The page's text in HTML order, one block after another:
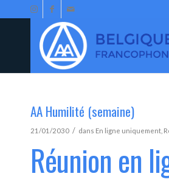
AA Humilité (semaine)
21/01/2030 / dans En ligne uniquement
Réunion en